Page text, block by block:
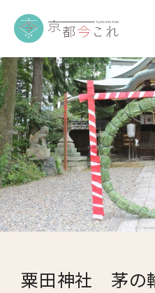
粟田神社 茅の